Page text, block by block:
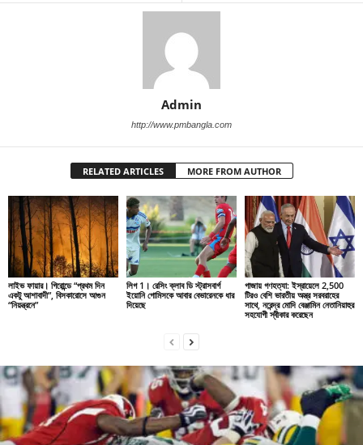
Admin
http://www.pmbangla.com
RELATED ARTICLES MORE FROM AUTHOR
লাইভ ফায়ার। গিরোন্ডে “প্রথম দিন
একটু আশাবাদী”, বিসকারোসে আগুন
“নিয়ন্ত্রনে”
লিগ 1। রেসিং ক্লাব ডি স্ট্রাসবার্গ
ইয়োনি গোমিসকে আবার বেভারেনকে ধার
দিয়েছে
গাজায় গণহত্যা: ইস্রায়েলে 2,500
টিরও বেশি ভারতীয় অস্ত্র সরবরাহের
সাথে, নরেন্দ্র মোদি বেঞ্জামিন নেতানিয়াহুর
সহযোগী স্বীকার করেছেন